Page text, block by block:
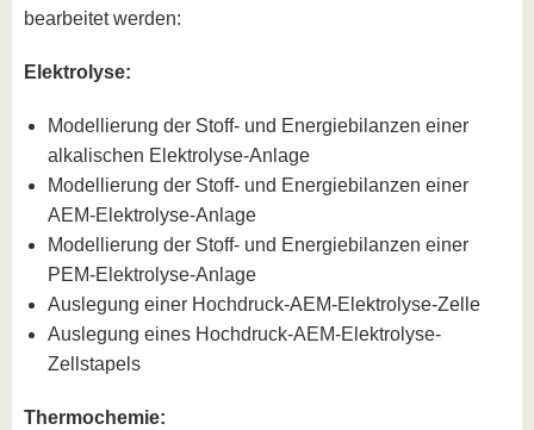
bearbeitet werden:
Elektrolyse:
Modellierung der Stoff- und Energiebilanzen einer
alkalischen Elektrolyse-Anlage
Modellierung der Stoff- und Energiebilanzen einer
AEM-Elektrolyse-Anlage
Modellierung der Stoff- und Energiebilanzen einer
PEM-Elektrolyse-Anlage
Auslegung einer Hochdruck-AEM-Elektrolyse-Zelle
Auslegung eines Hochdruck-AEM-Elektrolyse-
Zellstapels
Thermochemie: